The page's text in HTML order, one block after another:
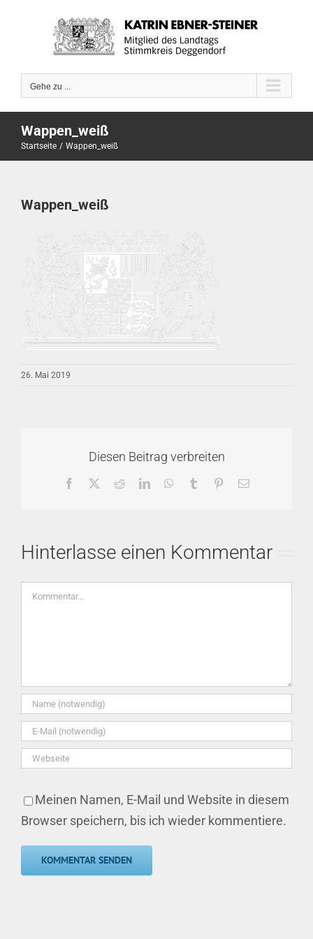
Gehe zu ...
Wappen_weiß
Startseite Wappen_weiß
Wappen_weiß
26. Mai 2019
Diesen Beitrag verbreiten
Facebook RedditLinkedInWhatsApp
Tumblr Pinterest
E-
Hinterlasse einen Kommentar
Kommentar
Meinen Namen, E-Mail und Website in diesem
Browser speichern, bis ich wieder kommentiere.